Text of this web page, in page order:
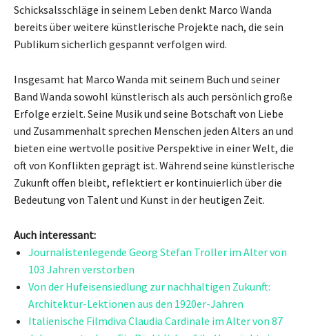
Schicksalsschläge in seinem Leben denkt Marco Wanda
bereits über weitere künstlerische Projekte nach, die sein
Publikum sicherlich gespannt verfolgen wird.
Insgesamt hat Marco Wanda mit seinem Buch und seiner
Band Wanda sowohl künstlerisch als auch persönlich große
Erfolge erzielt. Seine Musik und seine Botschaft von Liebe
und Zusammenhalt sprechen Menschen jeden Alters an und
bieten eine wertvolle positive Perspektive in einer Welt, die
oft von Konflikten geprägt ist. Während seine künstlerische
Zukunft offen bleibt, reflektiert er kontinuierlich über die
Bedeutung von Talent und Kunst in der heutigen Zeit.
Auch interessant:
Journalistenlegende Georg Stefan Troller im Alter von
103 Jahren verstorben
Von der Hufeisensiedlung zur nachhaltigen Zukunft:
Architektur-Lektionen aus den 1920er-Jahren
Italienische Filmdiva Claudia Cardinale im Alter von 87